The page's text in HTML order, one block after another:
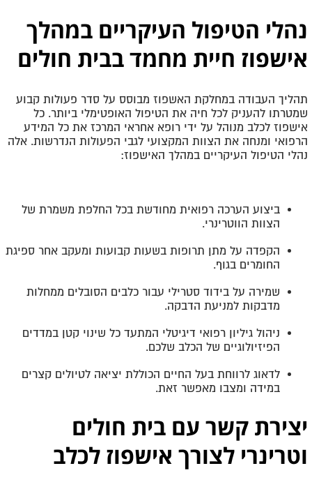
נהלי הטיפול העיקריים במהלך
אישפוז חיית מחמד בבית חולים
תהליך העבודה במחלקת האשפוז מבוסס על סדר פעולות קבוע
שמטרתו להעניק לכל חיה את הטיפול האופטימלי ביותר. כל
אישפוז לכלב מנוהל על ידי רופא אחראי המרכז את כל המידע
הרפואי ומנחה את הצוות המקצועי לגבי הפעולות הנדרשות. אלה
נהלי הטיפול העיקריים במהלך האישפוז:
ביצוע הערכה רפואית מחודשת בכל החלפת משמרת של
הצוות הווטרינרי.
הקפדה על מתן תרופות בשעות קבועות ומעקב אחר ספיגת
החומרים בגוף.
שמירה על בידוד סטרילי עבור כלבים הסובלים ממחלות
מדבקות למניעת הדבקה.
ניהול גיליון רפואי דיגיטלי המתעד כל שינוי קטן במדדים
הפיזיולוגיים של הכלב שלכם.
לדאוג לרווחת בעל החיים הכוללת יציאה לטיולים קצרים
במידה ומצבו מאפשר זאת.
יצירת קשר עם בית חולים
וטרינרי לצורך אישפוז לכלב